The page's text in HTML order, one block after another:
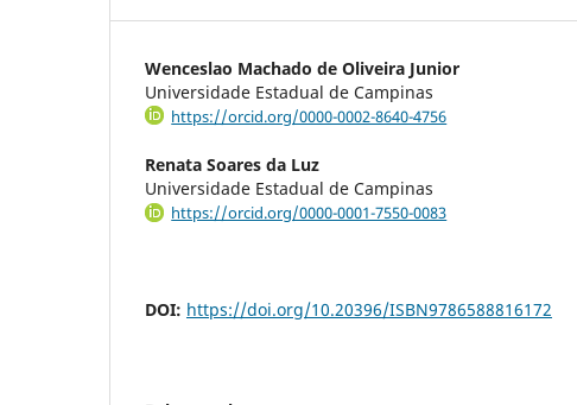
Wenceslao Machado de Oliveira Junior
Universidade Estadual de Campinas
https://orcid.org/0000-0002-8640-4756
Renata Soares da Luz
Universidade Estadual de Campinas
https://orcid.org/0000-0001-7550-0083
DOI: https://doi.org/10.20396/ISBN9786588816172